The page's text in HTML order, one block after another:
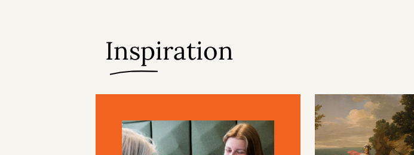
Inspiration